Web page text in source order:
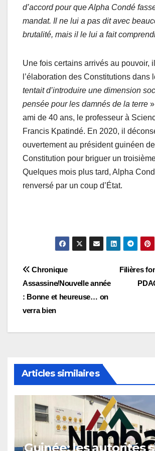
d’accord pour que Alpha Condé
mandat. Il ne lui a pas dit avec
brutalité, mais il le lui a fait
Une fois certains arrivés au pouvoir,
l’élaboration des Constitutions dans
tentait d’introduire une dimension
pensée pour les damnés de la terre
ami de 40 ans, le professeur à
Francis Kpatindé. En 2020, il
ouvertement au président guinéen
Constitution pour briguer un
Quelques mois plus tard, Alpha
renversé par un coup d’État.
Navigation
de
l’article
Filières
Chronique
Assassine/Nouvelle année
: Bonne et heureuse… on
verra bien
Articles similaires
Guinée: les autorités